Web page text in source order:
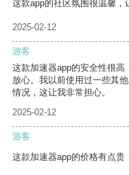
这款app的社区氛围很温馨，
2025-02-12
游客
这款加速器app的安全性很
放心。我以前使用过一些其
情况，这让我非常担心。
2025-02-12
游客
这款加速器app的价格有点贵